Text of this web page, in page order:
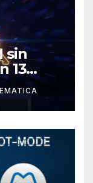
sin
13